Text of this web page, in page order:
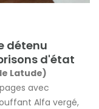
détenu
d'état
Latude)
avec
Alfa vergé,